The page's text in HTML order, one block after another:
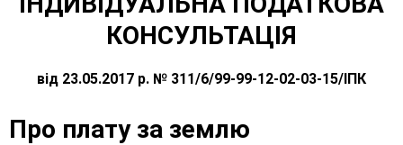
КОНСУЛЬТАЦІЯ
від 23.05.2017 р. № 311/6/99-99-12-02-03-15/ІПК
Про плату за землю